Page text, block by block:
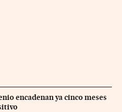
encadenan ya cinco meses